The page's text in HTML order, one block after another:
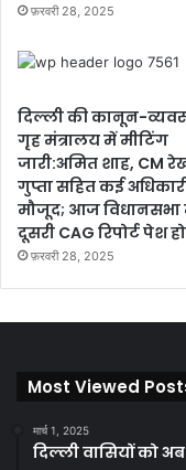
फ़रवरी 28, 2025
दिल्ली की कानून-
गृह मंत्रालय में मीटिंग
जारी:अमित शाह, CM
गुप्ता सहित कई
मौजूद; आज विधानसभा
दूसरी CAG रिपोर्ट पेश
फ़रवरी 28, 2025
Most Viewed
मार्च 1, 2025
दिल्ली वासियों को